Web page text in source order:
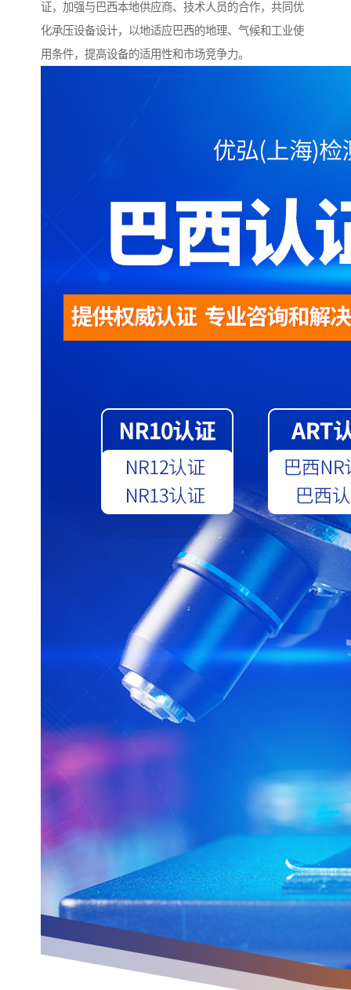
证，加强与巴西本地供应商、技术人员的合作，共同优
化承压设备设计，以地适应巴西的地理、气候和工业使
用条件，提高设备的适用性和市场竞争力。